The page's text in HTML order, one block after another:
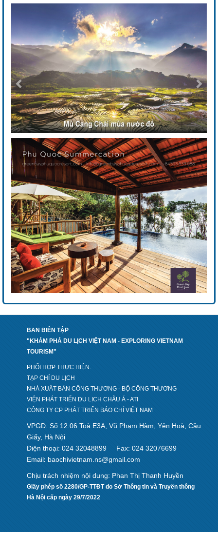
BAN BIÊN TẬP
"KHÁM PHÁ DU LỊCH VIỆT NAM - EXPLORING VIETNAM
TOURISM"
PHỐI HỢP THỰC HIỆN:
TẠP CHÍ DU LỊCH
NHÀ XUẤT BẢN CÔNG THƯƠNG - BỘ CÔNG THƯƠNG
VIỆN PHÁT TRIỂN DU LỊCH CHÂU Á - ATI
CÔNG TY CP PHÁT TRIỂN BÁO CHÍ VIỆT NAM
VPGD: Số 12.06 Toà E3A, Vũ Phạm Hàm, Yên Hoà, Cầu
Giấy, Hà Nội
Điện thoại: 024 32048899
Fax: 024 32076699
Email: baochivietnam.ns@gmail.com
Chịu trách nhiệm nội dung: Phan Thị Thanh Huyền
Giấy phép số 2280/GP-TTĐT do Sở Thông tin và Truyền thông
Hà Nội cấp ngày 29/7/2022